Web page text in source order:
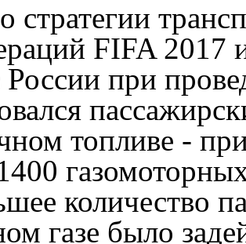
стратегии
FIFA 2017
России при
топливе -
количество
газе было